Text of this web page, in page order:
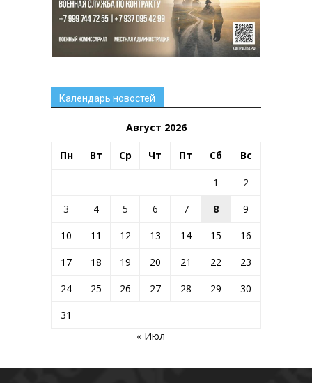
Календарь новостей
Август 2026
Пн Вт Ср Чт Пт Сб Вс
1
2
3
4 5 6 7 8
9
10
11 12 13 14 15
16
17
18 19 20 21 22
23
24
25 26 27 28 29
30
31
« Июл